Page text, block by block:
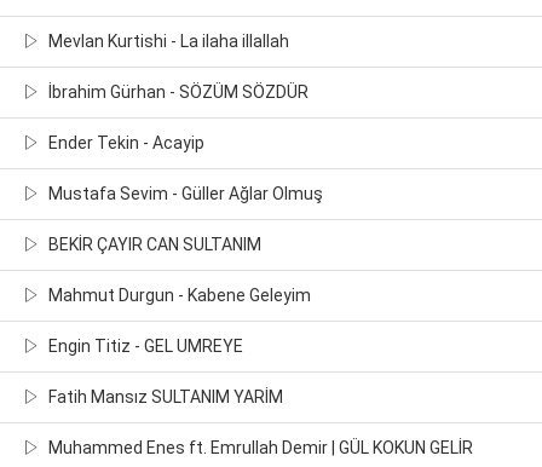
Mevlan Kurtishi - La ilaha illallah
İbrahim Gürhan - SÖZÜM SÖZDÜR
Ender Tekin - Acayip
Mustafa Sevim - Güller Ağlar Olmuş
BEKİR ÇAYIR CAN SULTANIM
Mahmut Durgun - Kabene Geleyim
Engin Titiz - GEL UMREYE
Fatih Mansız SULTANIM YARİM
Muhammed Enes ft. Emrullah Demir | GÜL KOKUN GELİR